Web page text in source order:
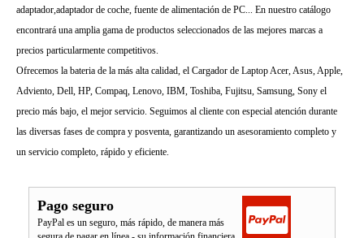
adaptador,adaptador de coche, fuente de alimentación de PC... En nuestro catálogo
encontrará una amplia gama de productos seleccionados de las mejores marcas a
precios particularmente competitivos.
Ofrecemos la bateria de la más alta calidad, el Cargador de Laptop Acer, Asus, Apple,
Adviento, Dell, HP, Compaq, Lenovo, IBM, Toshiba, Fujitsu, Samsung, Sony el
precio más bajo, el mejor servicio. Seguimos al cliente con especial atención durante
las diversas fases de compra y posventa, garantizando un asesoramiento completo y
un servicio completo, rápido y eficiente.
Pago seguro
PayPal es un seguro, más rápido, de manera más